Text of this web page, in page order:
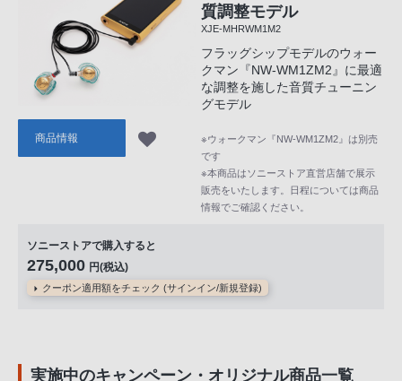
質調整モデル
XJE-MHRWM1M2
フラッグシップモデルのウォー
クマン『NW-WM1ZM2』に最適
な調整を施した音質チューニン
グモデル
※ウォークマン『NW-WM1ZM2』は別売
です
※本商品はソニーストア直営店舗で展示
販売をいたします。日程については商品
情報でご確認ください。
商品情報
ソニーストアで購入すると
275,000 円(税込)
クーポン適用額をチェック (サインイン/新規登録)
実施中のキャンペーン・オリジナル商品一覧